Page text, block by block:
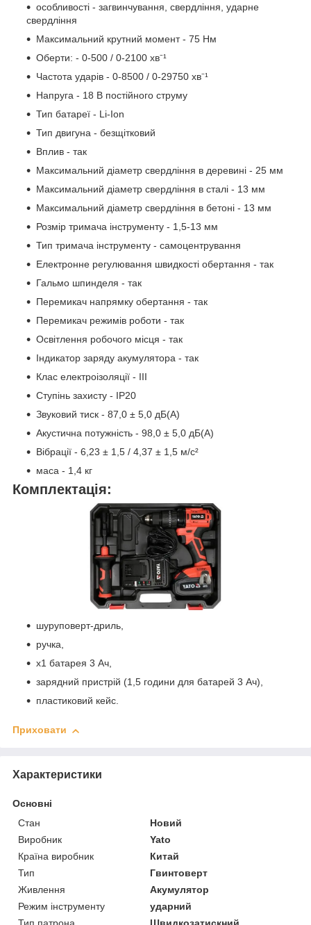
особливості - загвинчування, свердління, ударне
свердління
Максимальний крутний момент - 75 Нм
Оберти: - 0-500 / 0-2100 хв⁻¹
Частота ударів - 0-8500 / 0-29750 хв⁻¹
Напруга - 18 В постійного струму
Тип батареї - Li-Ion
Тип двигуна - безщітковий
Вплив - так
Максимальний діаметр свердління в деревині - 25 мм
Максимальний діаметр свердління в сталі - 13 мм
Максимальний діаметр свердління в бетоні - 13 мм
Розмір тримача інструменту - 1,5-13 мм
Тип тримача інструменту - самоцентрування
Електронне регулювання швидкості обертання - так
Гальмо шпинделя - так
Перемикач напрямку обертання - так
Перемикач режимів роботи - так
Освітлення робочого місця - так
Індикатор заряду акумулятора - так
Клас електроізоляції - III
Ступінь захисту - IP20
Звуковий тиск - 87,0 ± 5,0 дБ(А)
Акустична потужність - 98,0 ± 5,0 дБ(А)
Вібрації - 6,23 ± 1,5 / 4,37 ± 1,5 м/с²
маса - 1,4 кг
Комплектація:
шуруповерт-дриль,
ручка,
х1 батарея 3 Ач,
зарядний пристрій (1,5 години для батарей 3 Ач),
пластиковий кейс.
Приховати
Характеристики
Основні
Стан
Новий
Виробник
Yato
Країна виробник
Китай
Тип
Гвинтоверт
Живлення
Акумулятор
Режим інструменту
ударний